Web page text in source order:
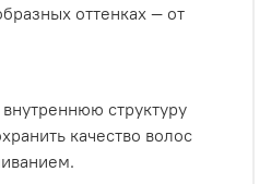
оттенках — от
структуру
качество волос